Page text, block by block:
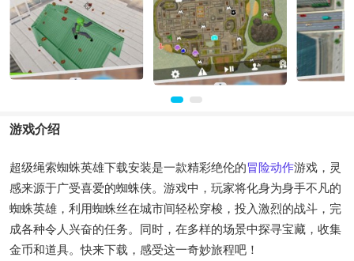
游戏介绍
超级绳索蜘蛛英雄下载安装是一款精彩绝伦的冒险动作游戏，灵
感来源于广受喜爱的蜘蛛侠。游戏中，玩家将化身为身手不凡的
蜘蛛英雄，利用蜘蛛丝在城市间轻松穿梭，投入激烈的战斗，完
成各种令人兴奋的任务。同时，在多样的场景中探寻宝藏，收集
金币和道具。快来下载，感受这一奇妙旅程吧！